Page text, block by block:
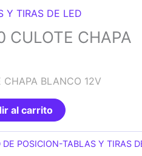
Y TIRAS DE LED
CULOTE CHAPA
BLANCO 12V
al carrito
DE POSICION-TABLAS Y TIRAS